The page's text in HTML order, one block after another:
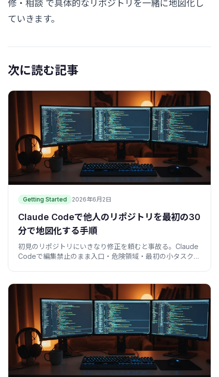
修・相談 で具体的なリポジトリを一緒に地図化し
ていきます。
次に読む記事
Getting Started 2026年6月2日
Claude Codeで他人のリポジトリを最初の30
分で地図化する手順
初見のリポジトリにいきなり修正を頼むと事故る。Claude
Codeで編集禁止のまま入口・危険領域・最初の小タスクを